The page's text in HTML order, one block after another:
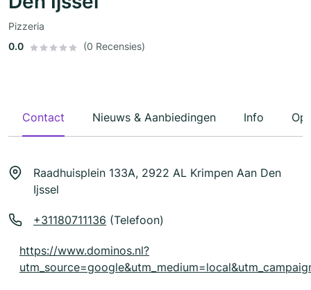
Pizzeria
0.0
(0 Recensies)
Contact Nieuws & Aanbiedingen Info
Raadhuisplein 133A, 2922 AL Krimpen Aan Den
Ijssel
+31180711136 (Telefoon)
https://www.dominos.nl?